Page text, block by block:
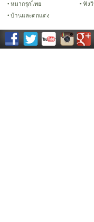
หมากรุกไทย
ฟัง
บ้านและตกแต่ง